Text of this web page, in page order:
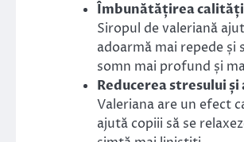
Îmbunătățirea
Siropul de valeriană
adoarmă mai repede și
somn mai profund și
Reducerea stresului
Valeriana are un efect
ajută copiii să se